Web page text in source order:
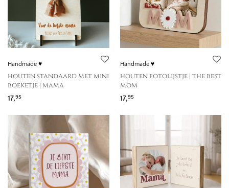
Handmade ♥
houten standaard met mini
boeketje | mama
17,95
Handmade ♥
houten fotolijstje | the best
mom
17,95